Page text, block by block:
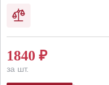
1840 ₽
за шт.